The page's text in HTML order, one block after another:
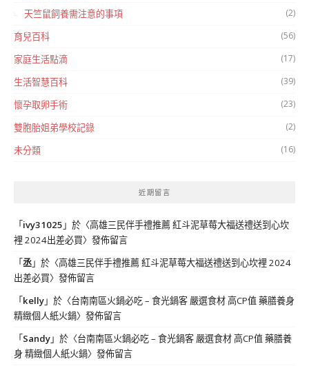
天竺鼠飼養需注意的事項 (2)
育兒百科 (56)
家庭生活點滴 (17)
生活智慧百科 (39)
懷孕取卵手術 (23)
雙胞胎姐弟學校記錄 (2)
未分類 (16)
近期留言
「ivy31025 」於〈高雄三民伴手禮推薦 紅斗泥草莓大福送禮送到心坎
裡 2024出差必買〉發佈留言
「丞」於〈高雄三民伴手禮推薦 紅斗泥草莓大福送禮送到心坎裡 2024
出差必買〉發佈留言
「kelly」於〈台南南區火鍋必吃 – 食光鍋客 嚴選食材 高CP值 藥膳養身
精緻個人紙火鍋〉發佈留言
「Sandy」於〈台南南區火鍋必吃 – 食光鍋客 嚴選食材 高CP值 藥膳養
身 精緻個人紙火鍋〉發佈留言